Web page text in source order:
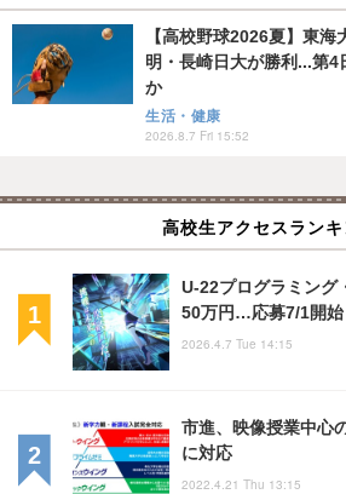
【高校野球2026夏】東
明・長崎日大が勝利...第
か
生活・健康
2026.8.7 Fri 15:52
高校生アクセスラン
U-22プログラミング
50万円…応募7/1開始
2026.4.7 Tue 14:15
市進、映像授業中心
に対応
2022.4.21 Thu 13:15